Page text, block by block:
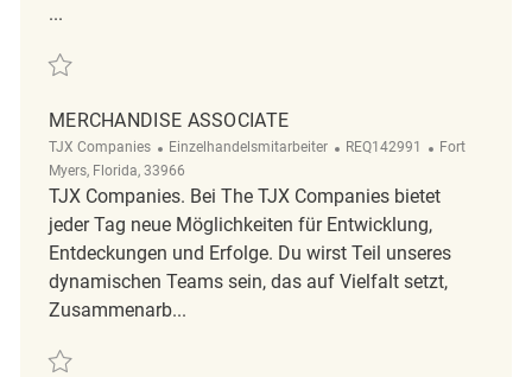
...
Retten Merchandise Associate REQ134104
MERCHANDISE ASSOCIATE
TJX Companies Kategorie
Einzelhandelsmitarbeiter ReqId
REQ142991 Ort
Fort
Myers, Florida, 33966
TJX Companies. Bei The TJX Companies bietet
jeder Tag neue Möglichkeiten für Entwicklung,
Entdeckungen und Erfolge. Du wirst Teil unseres
dynamischen Teams sein, das auf Vielfalt setzt,
Zusammenarb...
Retten Merchandise Associate REQ142991